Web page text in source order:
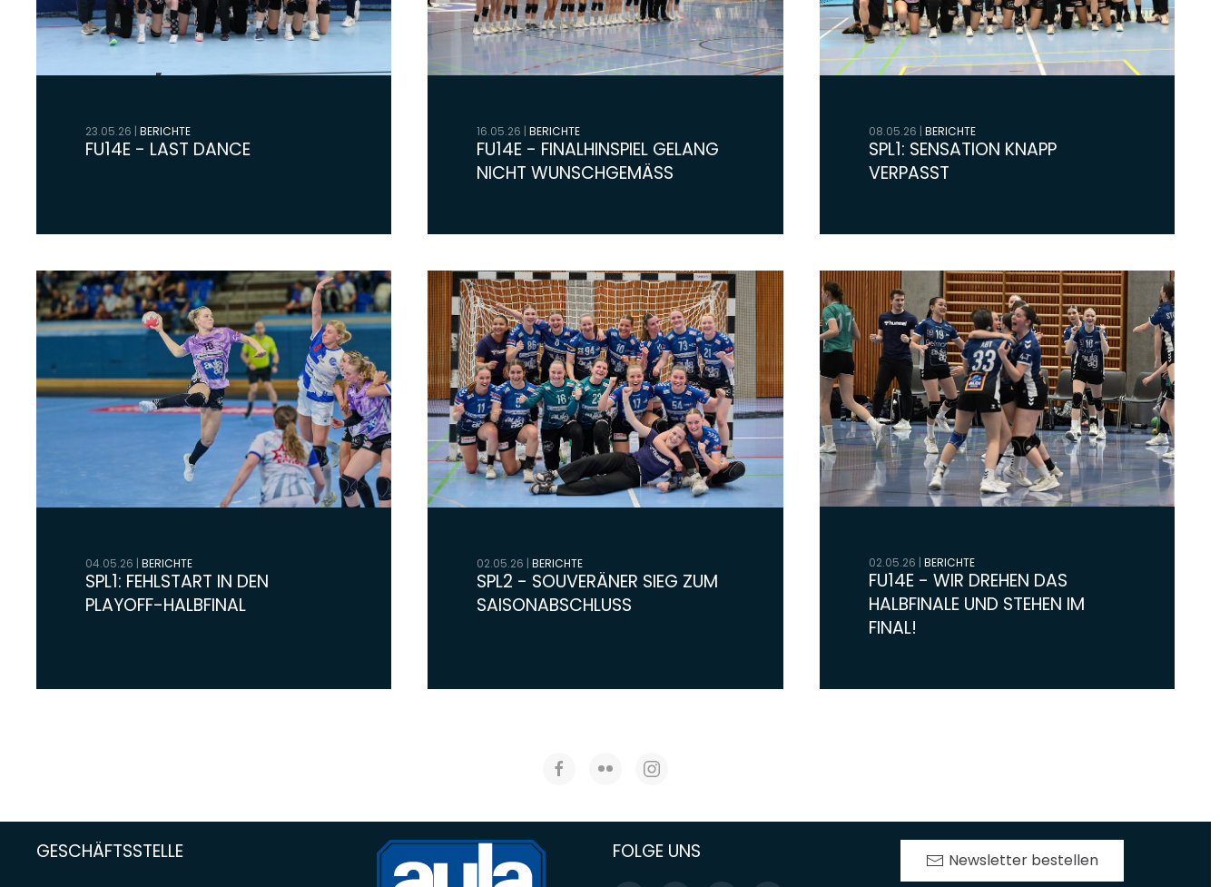
23.05.26 | BERICHTE
FU14E - LAST DANCE
16.05.26 |BERICHTE
FU14E - FINALHINSPIEL GELANG
NICHT WUNSCHGEMÄSS
08.05.26 | BERICHTE
SPL1: SENSATION KNAPP
VERPASST
04.05.26 | BERICHTE
SPL1: FEHLSTART IN DEN
PLAYOFF-HALBFINAL
02.05.26 |BERICHTE
SPL2 - SOUVERÄNER SIEG ZUM
SAISONABSCHLUSS
02.05.26 | BERICHTE
FU14E - WIR DREHEN DAS
HALBFINALE UND STEHEN IM
FINAL!
GESCHÄFTSSTELLE FOLGE UNS Newsletter bestellen